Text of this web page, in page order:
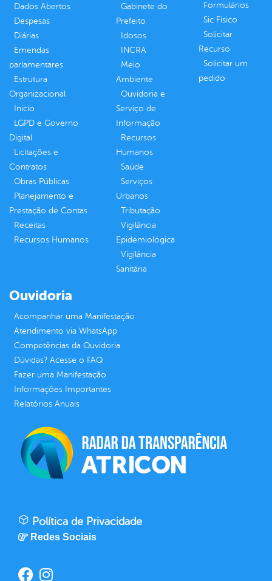
Dados Abertos
Despesas
Diárias
Emendas
parlamentares
Estrutura
Organizacional
Inicio
LGPD e Governo
Digital
Licitações e
Contratos
Obras Públicas
Planejamento e
Prestação de Contas
Receitas
Recursos Humanos
Gabinete do
Prefeito
Idosos
INCRA
Meio
Ambiente
Ouvidoria e
Serviço de
Informação
Recursos
Humanos
Saúde
Serviços
Urbanos
Tributação
Vigilância
Epidemiológica
Vigilância
Sanitária
Formulários
Sic Físico
Solicitar
Recurso
Solicitar um
pedido
Ouvidoria
Acompanhar uma Manifestação
Atendimento via WhatsApp
Competências da Ouvidoria
Dúvidas? Acesse o FAQ
Fazer uma Manifestação
Informações Importantes
Relatórios Anuais
Política de Privacidade
Redes Sociais